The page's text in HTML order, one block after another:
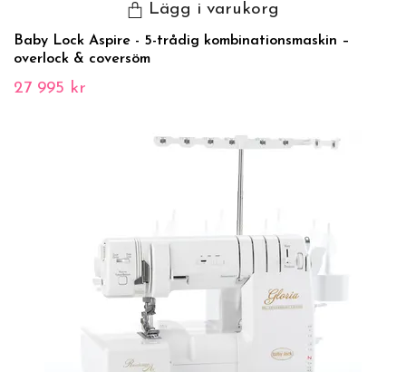
Lägg i varukorg
Baby Lock Aspire - 5-trådig kombinationsmaskin –
overlock & coversöm
27 995 kr